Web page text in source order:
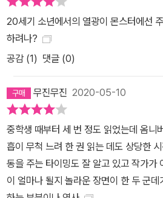
20세기 소년에서의 열광이 몬스터에선
하려나?
공감 (1) 댓글 (0)
무진무진 2020-05-10
중학생 때부터 세 번 정도 읽었는데 옴니
흡이 무척 느려 한 권 읽는 데도 상당한
동을 주는 타이밍도 잘 알고 있고 작가가
이 얼마나 될지 놀라운 장면이 한 두 군